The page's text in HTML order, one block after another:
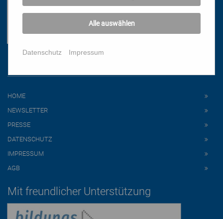
HOME
NEWSLETTER
PRESSE
DATENSCHUTZ
IMPRESSUM
AGB
Mit freundlicher Unterstützung
Alle auswählen
Datenschutz Impressum